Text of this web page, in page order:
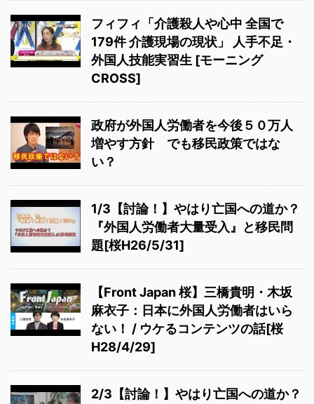
フィフィ「介護殺人や心中 全国で
179件 介護現場の現状」 人手不足・
外国人技能実習生 [モーニング
CROSS]
政府が外国人労働者を今後５０万人
増やす方針 でも移民政策ではな
い？
1/3【討論！】やはり亡国への道か？
『外国人労働者大量受入』と移民問
題[桜H26/5/31]
【Front Japan 桜】三橋貴明・木坂
麻衣子：日本に外国人労働者はいら
ない！ / ウケるコンテンツの話[桜
H28/4/29]
2/3【討論！】やはり亡国への道か？